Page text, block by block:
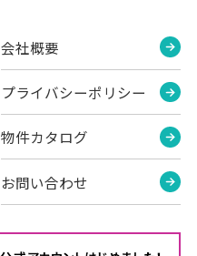
会社概要
プライバシーポリシー
物件カタログ
お問い合わせ